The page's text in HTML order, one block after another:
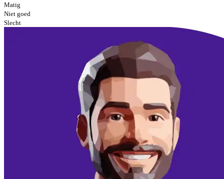
Matig
Niet goed
Slecht